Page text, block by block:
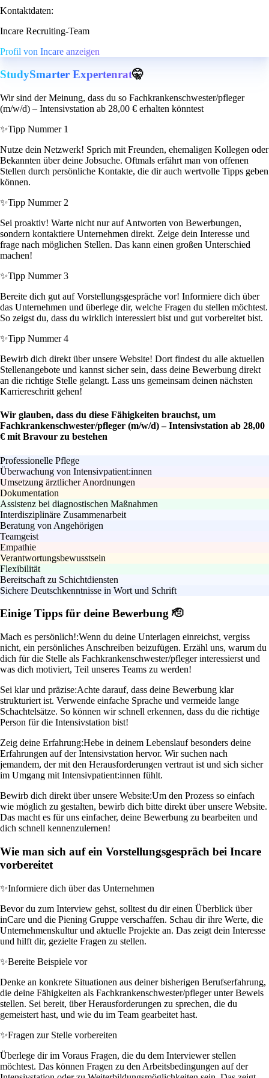
Kontaktdaten:
Incare Recruiting-Team
Profil von Incare anzeigen
StudySmarter Expertenrat🤫
Wir sind der Meinung, dass du so Fachkrankenschwester/pfleger
(m/w/d) – Intensivstation ab 28,00 € erhalten könntest
✨Tipp Nummer 1
Nutze dein Netzwerk! Sprich mit Freunden, ehemaligen Kollegen oder
Bekannten über deine Jobsuche. Oftmals erfährt man von offenen
Stellen durch persönliche Kontakte, die dir auch wertvolle Tipps geben
können.
✨Tipp Nummer 2
Sei proaktiv! Warte nicht nur auf Antworten von Bewerbungen,
sondern kontaktiere Unternehmen direkt. Zeige dein Interesse und
frage nach möglichen Stellen. Das kann einen großen Unterschied
machen!
✨Tipp Nummer 3
Bereite dich gut auf Vorstellungsgespräche vor! Informiere dich über
das Unternehmen und überlege dir, welche Fragen du stellen möchtest.
So zeigst du, dass du wirklich interessiert bist und gut vorbereitet bist.
✨Tipp Nummer 4
Bewirb dich direkt über unsere Website! Dort findest du alle aktuellen
Stellenangebote und kannst sicher sein, dass deine Bewerbung direkt
an die richtige Stelle gelangt. Lass uns gemeinsam deinen nächsten
Karriereschritt gehen!
Wir glauben, dass du diese Fähigkeiten brauchst, um
Fachkrankenschwester/pfleger (m/w/d) – Intensivstation ab 28,00
€ mit Bravour zu bestehen
Professionelle Pflege
Überwachung von Intensivpatient:innen
Umsetzung ärztlicher Anordnungen
Dokumentation
Assistenz bei diagnostischen Maßnahmen
Interdisziplinäre Zusammenarbeit
Beratung von Angehörigen
Teamgeist
Empathie
Verantwortungsbewusstsein
Flexibilität
Bereitschaft zu Schichtdiensten
Sichere Deutschkenntnisse in Wort und Schrift
Einige Tipps für deine Bewerbung 🫡
Mach es persönlich!:Wenn du deine Unterlagen einreichst, vergiss
nicht, ein persönliches Anschreiben beizufügen. Erzähl uns, warum du
dich für die Stelle als Fachkrankenschwester/pfleger interessierst und
was dich motiviert, Teil unseres Teams zu werden!
Sei klar und präzise:Achte darauf, dass deine Bewerbung klar
strukturiert ist. Verwende einfache Sprache und vermeide lange
Schachtelsätze. So können wir schnell erkennen, dass du die richtige
Person für die Intensivstation bist!
Zeig deine Erfahrung:Hebe in deinem Lebenslauf besonders deine
Erfahrungen auf der Intensivstation hervor. Wir suchen nach
jemandem, der mit den Herausforderungen vertraut ist und sich sicher
im Umgang mit Intensivpatient:innen fühlt.
Bewirb dich direkt über unsere Website:Um den Prozess so einfach
wie möglich zu gestalten, bewirb dich bitte direkt über unsere Website.
Das macht es für uns einfacher, deine Bewerbung zu bearbeiten und
dich schnell kennenzulernen!
Wie man sich auf ein Vorstellungsgespräch bei Incare
vorbereitet
✨Informiere dich über das Unternehmen
Bevor du zum Interview gehst, solltest du dir einen Überblick über
inCare und die Piening Gruppe verschaffen. Schau dir ihre Werte, die
Unternehmenskultur und aktuelle Projekte an. Das zeigt dein Interesse
und hilft dir, gezielte Fragen zu stellen.
✨Bereite Beispiele vor
Denke an konkrete Situationen aus deiner bisherigen Berufserfahrung,
die deine Fähigkeiten als Fachkrankenschwester/pfleger unter Beweis
stellen. Sei bereit, über Herausforderungen zu sprechen, die du
gemeistert hast, und wie du im Team gearbeitet hast.
✨Fragen zur Stelle vorbereiten
Überlege dir im Voraus Fragen, die du dem Interviewer stellen
möchtest. Das können Fragen zu den Arbeitsbedingungen auf der